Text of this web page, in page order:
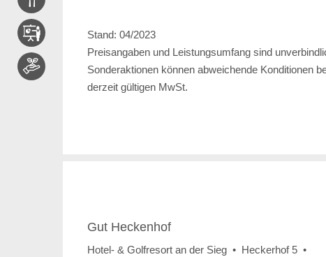
Stand: 04/2023
Preisangaben und Leistungsumfang sind
Sonderaktionen können abweichende Konditionen
derzeit gültigen MwSt.
Gut Heckenhof
Hotel- & Golfresort an der Sieg • Heckerhof 5 •